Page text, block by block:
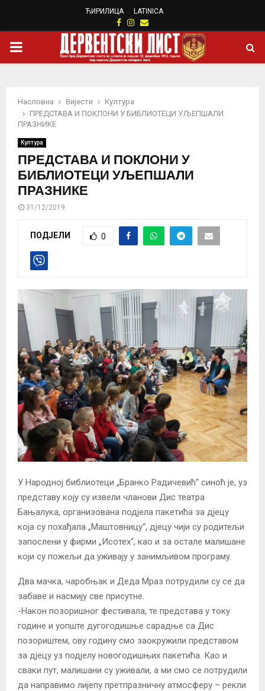
ЋИРИЛИЦА LATINICA
Facebook
Instagram
Email
PRIMARY
Насловна Вијести
Култура
ПРЕДСТАВА И ПОКЛОНИ У БИБЛИОТЕЦИ УЉЕПШАЛИ
ПРАЗНИКЕ
Култура
ПРЕДСТАВА И ПОКЛОНИ У
БИБЛИОТЕЦИ УЉЕПШАЛИ
ПРАЗНИКЕ
31/12/2019
ПОДЈЕЛИ 0
У Народној библиотеци „Бранко Радичевић“ синоћ је, уз
представу коју су извели чланови Дис театра
Бањалука, организована подјела пакетића за дјецу
која су похађала „Маштовницу“, дјецу чији су родитељи
запослени у фирми „Исотех“, као и за остале малишане
који су пожељи да уживају у занимљивом програму.
Два мачка, чаробњак и Деда Мраз потрудили су се да
забаве и насмију све присутне.
-Након позоришног фестивала, те представа у току
године и уопште дугогодишње сарадње са Дис
позориштем, ову годину смо заокружили представом
за дјецу уз подјелу новогодишњих пакетића. Као и
сваки пут, малишани су уживали, а ми смо се потрудили
да направимо лијепу претпразничну атмосферу – рекли